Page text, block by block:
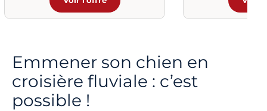
Emmener son chien en
croisière fluviale : c’est
possible !